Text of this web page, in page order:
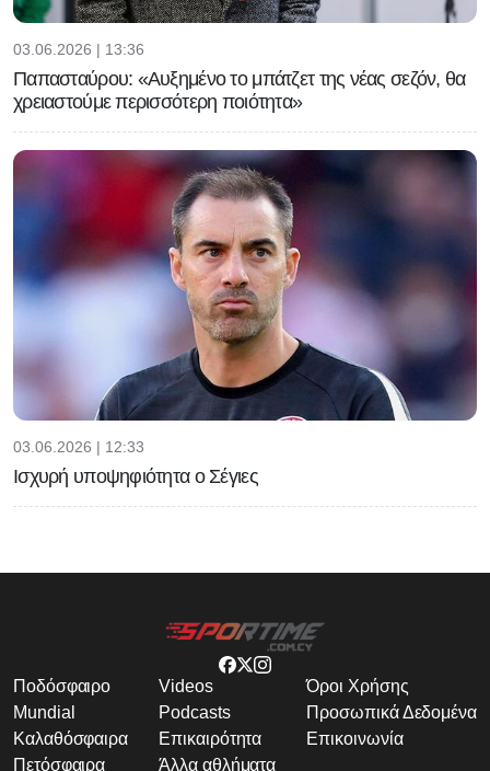
03.06.2026 | 13:36
Παπασταύρου: «Αυξημένο το μπάτζετ της νέας σεζόν, θα
χρειαστούμε περισσότερη ποιότητα»
03.06.2026 | 12:33
Ισχυρή υποψηφιότητα ο Σέγιες
Ποδόσφαιρο
Mundial
Καλαθόσφαιρα
Πετόσφαιρα
Videos
Podcasts
Επικαιρότητα
Άλλα αθλήματα
Όροι Χρήσης
Προσωπικά Δεδομένα
Επικοινωνία